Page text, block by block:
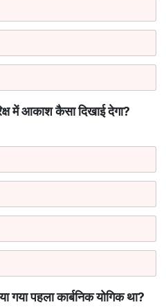
में आकाश कैसा दिखाई देगा?
गया पहला कार्बनिक योगिक था?